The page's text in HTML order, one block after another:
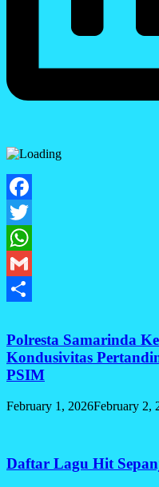
Facebook
Twitter
WhatsApp
Gmail
Polresta Samarinda
Kondusivitas
PSIM
February 1, 2026February 2,
Daftar Lagu Hit